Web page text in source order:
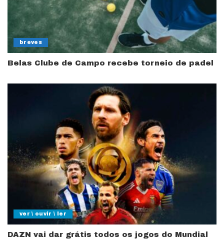
breves
Belas Clube de Campo recebe torneio de padel
ver \ ouvir \ ler
DAZN vai dar grátis todos os jogos do Mundial